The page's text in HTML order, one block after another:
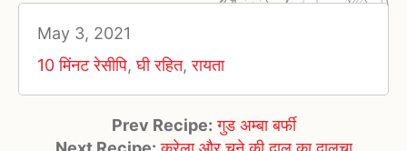
May 3, 2021
10 मिंनट रेसीपि,घी रहित,रायता
Prev Recipe: गुड अम्बा बर्फी